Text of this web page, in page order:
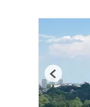
Previous